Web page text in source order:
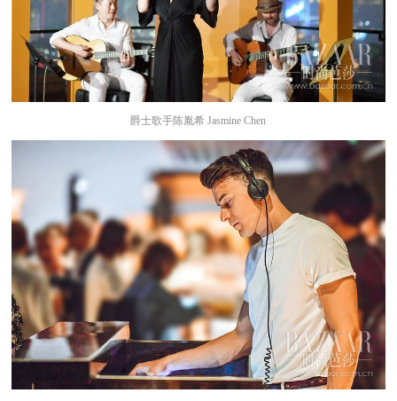
爵士歌手陈胤希 Jasmine Chen